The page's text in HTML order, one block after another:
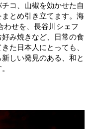
コ、山椒を効かせた自
とめ引き立てます。海
わせを、長谷川シェフ
み焼きなど、日常の食
た日本人にとっても、
しい発見のある、和と